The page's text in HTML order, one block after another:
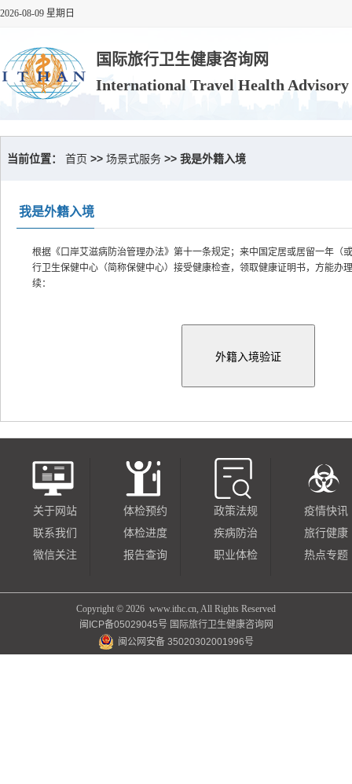
2026-08-09 星期日
国际旅行卫生健康咨询网
International Travel Health
当前位置： 首页 >> 场景式服务 >> 我是外籍入境
我是外籍入境
根据《口岸艾滋病防治管理办法》第十一条规定；来中国定居或居留一年
行卫生保健中心（简称保健中心）接受健康检查，领取健康证明书，方能
续：
关于网站
联系我们
微信关注
体检预约
体检进度
报告查询
政策法规
疾病防治
职业体检
疫情快讯
旅行健康
热点专题
Copyright © 2026 www.ithc.cn, All Rights Reserved
闽ICP备05029045号 国际旅行卫生健康咨询网
闽公网安备 35020302001996号